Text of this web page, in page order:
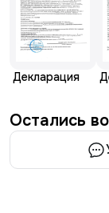
Декларация
Остались